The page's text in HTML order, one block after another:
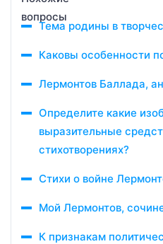
Тема родины в
Каковы особенности
Лермонтов Баллада,
Определите какие
выразительные
стихотворениях?
Стихи о войне
Мой Лермонтов,
К признакам